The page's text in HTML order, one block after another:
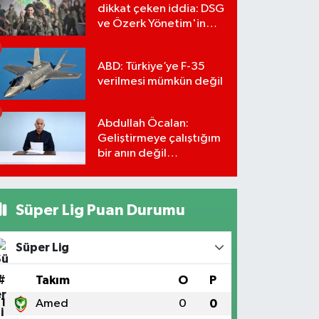
dikkat çeken iddia: DSG
ve Özerk Yönetim'in
ABD: Türkiye’ye F-35
verilmesi mümkün değil
Abdullah Öcalan:
Geliştirmeye çalıştığım
bir anın değil
Süper Lig Puan Durumu
Süper Lig
Takım O P
1 Amed 0 0